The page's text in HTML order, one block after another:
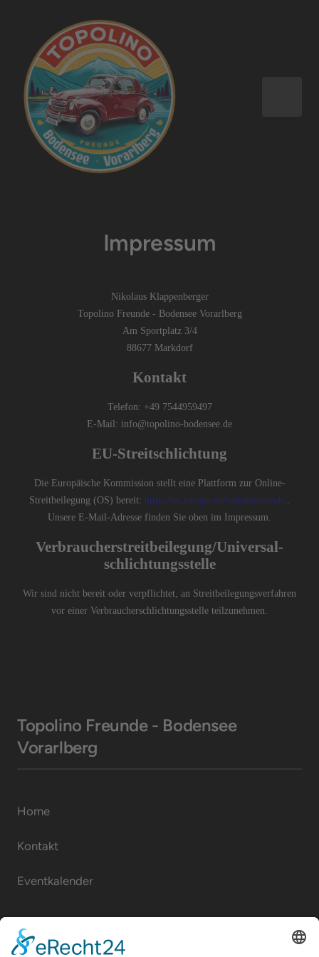
Impressum
Nikolaus Klappenberger
Topolino Freunde - Bodensee Vorarlberg
Am Sportplatz 3/4
88677 Markdorf
Kontakt
Telefon: +49 7544959497
E-Mail: info@topolino-bodensee.de
EU-Streitschlichtung
Die Europäische Kommission stellt eine Plattform zur Online-
Streitbeilegung (OS) bereit: https://ec.europa.eu/consumers/odr/
Unsere E-Mail-Adresse finden Sie oben im Impressum.
Verbraucher­streit­beilegung/Universal­
schlichtungs­stelle
Wir sind nicht bereit oder verpflichtet, an Streitbeilegungsverfahren
vor einer Verbraucherschlichtungsstelle teilzunehmen.
Topolino Freunde - Bodensee
Vorarlberg
Home
Kontakt
Eventkalender
Rechtliches